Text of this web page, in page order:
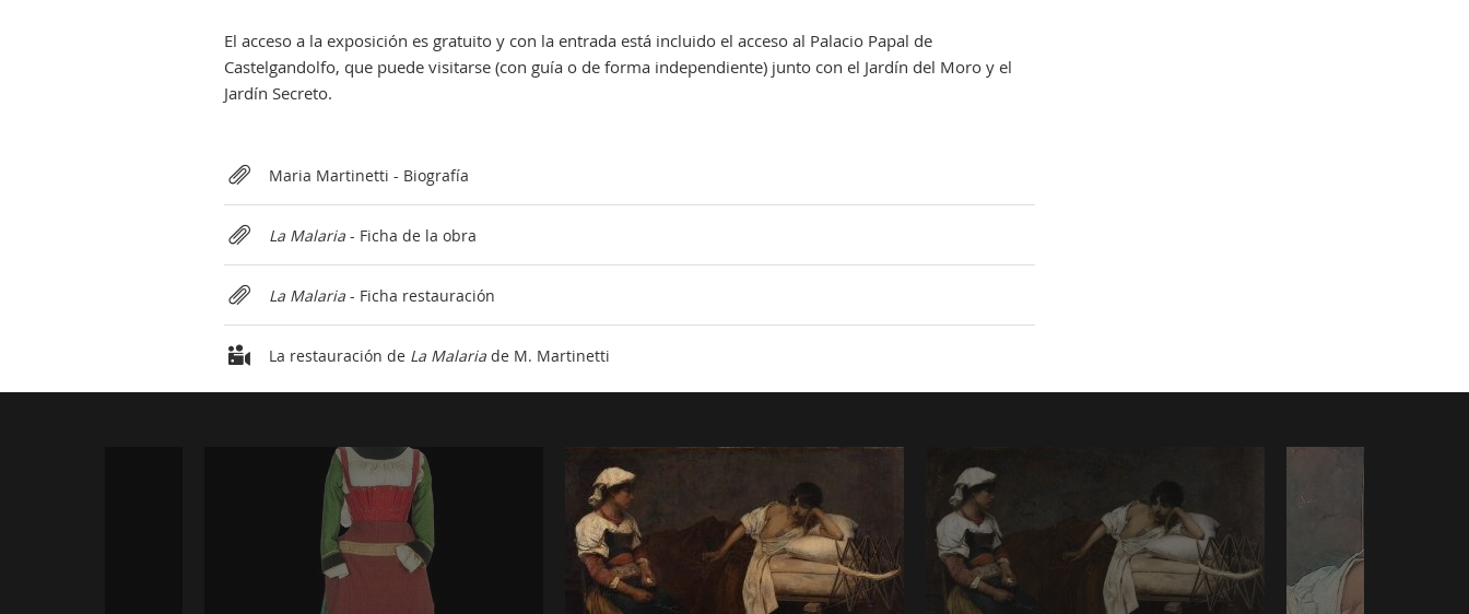
El acceso a la exposición es gratuito y con la entrada está incluido el acceso al Palacio Papal de
Castelgandolfo, que puede visitarse (con guía o de forma independiente) junto con el Jardín del Moro y el
Jardín Secreto.
RelatedsMaria Martinetti - Biografía
La Malaria- Ficha de la obra
La Malaria- Ficha restauración
La restauración de La Malariade M. Martinetti